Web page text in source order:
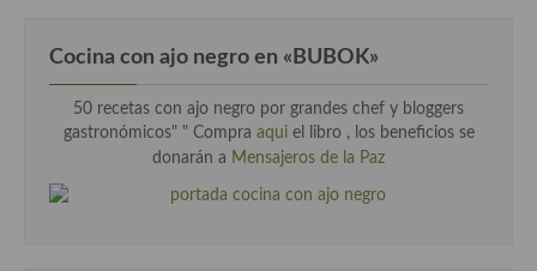
Cocina con ajo negro en «BUBOK»
50 recetas con ajo negro por grandes chef y bloggers
gastronómicos" " Compra aqui el libro , los beneficios se
donarán a Mensajeros de la Paz